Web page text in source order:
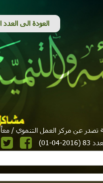
تصدر عن مركز العمل التنموي / معاً